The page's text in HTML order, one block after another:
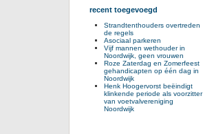
recent toegevoegd
Strandtenthouders overtreden
de regels
Asociaal parkeren
Vijf mannen wethouder in
Noordwijk, geen vrouwen
Roze Zaterdag en Zomerfeest
gehandicapten op één dag in
Noordwijk
Henk Hoogervorst beëindigt
klinkende periode als voorzitter
van voetvalvereniging
Noordwijk